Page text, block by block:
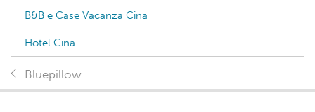
B&B e Case Vacanza Cina
Hotel Cina
Bluepillow